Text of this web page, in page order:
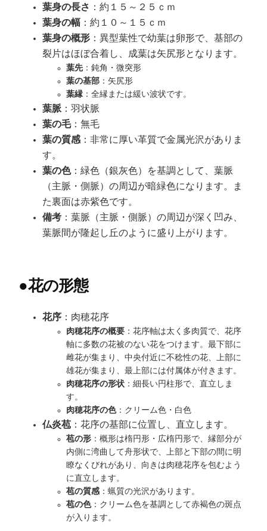
葉身の長さ ：約１５～２５ｃｍ
葉身の幅 ：約１０～１５ｃｍ
葉身の概形 ：異型葉性で幼葉は卵形で、基部の
裂片はほぼ合着し、成葉は矢尻形となります。
葉先：鈍角・微突形
葉の基部 ：矢尻形
葉縁：全縁または緩い波状です。
葉脈 ：羽状脈
葉の毛：無毛
葉の質感 ：非常に厚い革質で金属光沢がありま
す。
葉の色：緑色（銀灰色）を基調として、葉脈
（主脈・側脈）の周辺が暗緑色になります。ま
た裏面は赤紫色です。
備考 ：葉脈（主脈・側脈）の周辺が深く凹み、
葉脈間が隆起し丘のように盛り上がります。
●花の形態
花序 ：肉穂花序
肉穂花序の概要 ：花序軸は太く多肉質で、花序
軸に多数の花被のない花をつけます。最下部に
雌花が集まり、中央付近に不稔性の花、上部に
雄花が集まり、最上部には付属体が付きます。
肉穂花序の形状 ：細長い円柱形で、直立しま
す。
肉穂花序の色：クリーム色・白色
仏炎苞 ：花序の基部に位置し、直立します。
苞の形 ：概形は楕円形・広楕円形で、縁部分が
内側に湾曲して舟形状で、上部と下部の間に明
瞭なくびれがあり、向きは肉穂花序を包むよう
に直立します。
苞の質感 ：蝋質の光沢があります。
苞の色：クリーム色を基調として赤褐色の斑点
が入ります。